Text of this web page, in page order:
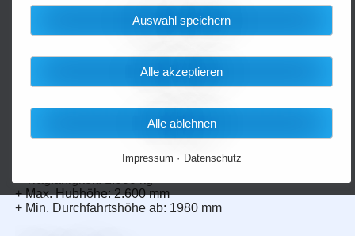
Auswahl speichern
Alle akzeptieren
Alle ablehnen
Impressum Datenschutz
Deichselstapler EASY-DH10-
M
+ Tragfähigkeit: 1.000 kg
+ Max. Hubhöhe: 2.600 mm
+ Min. Durchfahrtshöhe ab: 1980 mm